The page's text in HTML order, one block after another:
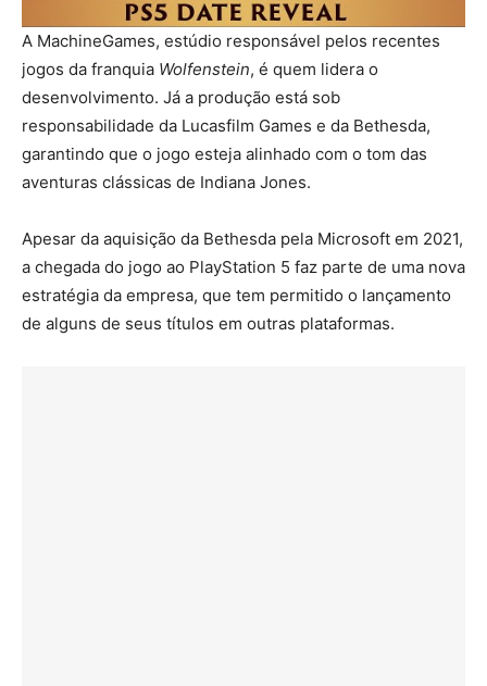
A MachineGames, estúdio responsável pelos recentes
jogos da franquia Wolfenstein, é quem lidera o
desenvolvimento. Já a produção está sob
responsabilidade da Lucasfilm Games e da Bethesda,
garantindo que o jogo esteja alinhado com o tom das
aventuras clássicas de Indiana Jones.
Apesar da aquisição da Bethesda pela Microsoft em 2021,
a chegada do jogo ao PlayStation 5 faz parte de uma nova
estratégia da empresa, que tem permitido o lançamento
de alguns de seus títulos em outras plataformas.